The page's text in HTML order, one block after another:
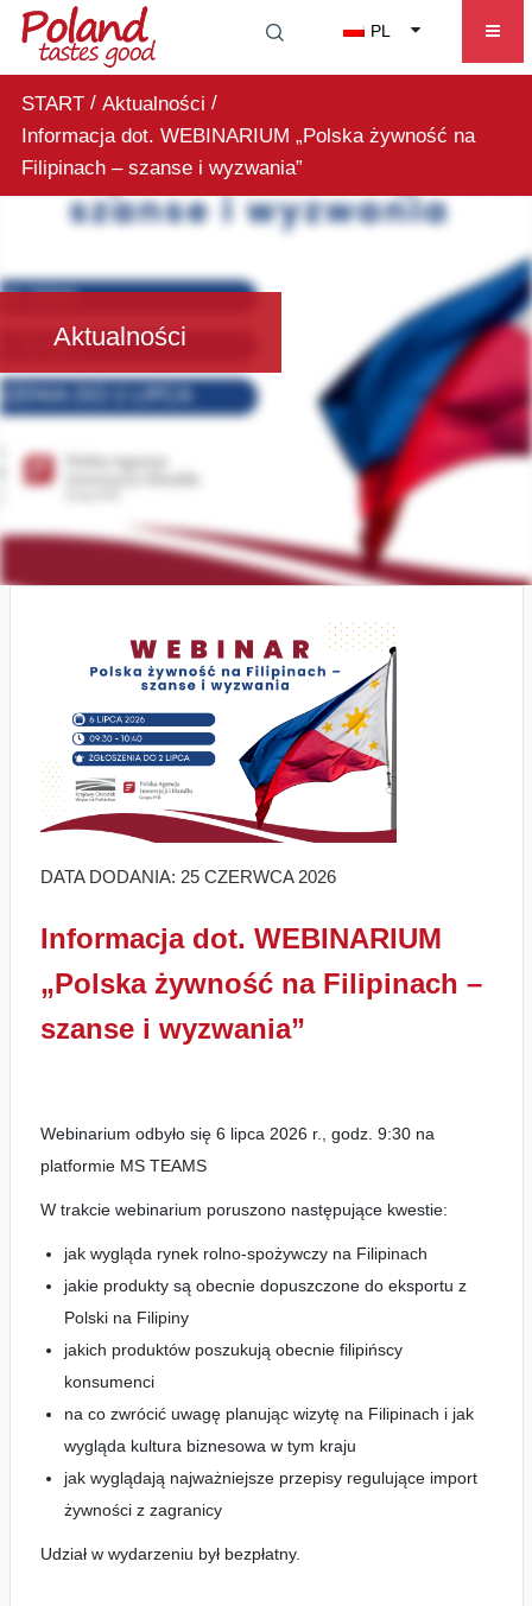
PL
START/ Aktualności /
Informacja dot. WEBINARIUM „Polska żywność na
Filipinach – szanse i wyzwania”
Aktualności
DATA DODANIA: 25 CZERWCA 2026
Informacja dot. WEBINARIUM
„Polska żywność na Filipinach –
szanse i wyzwania”
Webinarium odbyło się 6 lipca 2026 r., godz. 9:30 na
platformie MS TEAMS
W trakcie webinarium poruszono następujące kwestie:
jak wygląda rynek rolno-spożywczy na Filipinach
jakie produkty są obecnie dopuszczone do eksportu z
Polski na Filipiny
jakich produktów poszukują obecnie filipińscy
konsumenci
na co zwrócić uwagę planując wizytę na Filipinach i jak
wygląda kultura biznesowa w tym kraju
jak wyglądają najważniejsze przepisy regulujące import
żywności z zagranicy
Udział w wydarzeniu był bezpłatny.